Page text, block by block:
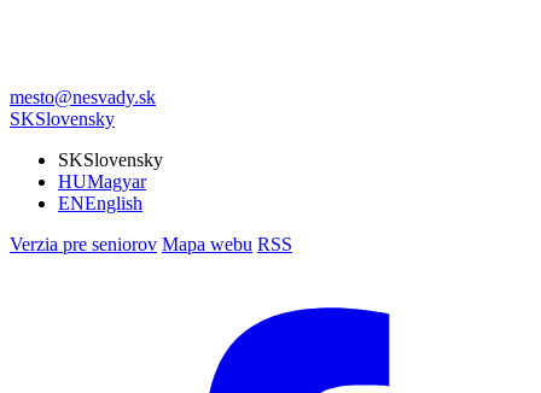
mesto@nesvady.sk
SKSlovensky
SKSlovensky
HUMagyar
ENEnglish
Verzia pre seniorov Mapa webu RSS